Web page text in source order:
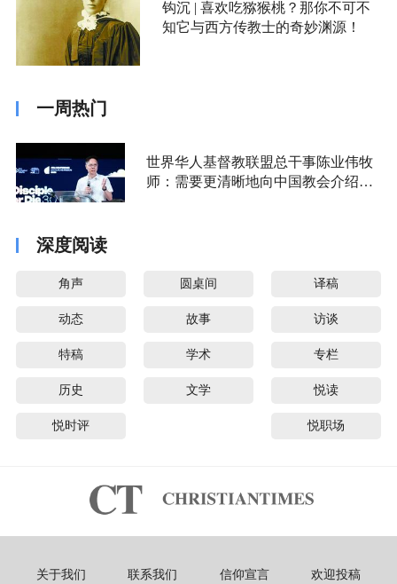
钩沉 | 喜欢吃猕猴桃？那你不可不
知它与西方传教士的奇妙渊源！
一周热门
世界华人基督教联盟总干事陈业伟牧
师：需要更清晰地向中国教会介绍福
深度阅读
角声 圆桌间 译稿
动态 故事 访谈
特稿 学术 专栏
历史 文学 悦读
悦时评 悦职场
关于我们 联系我们 信仰宣言 欢迎投稿